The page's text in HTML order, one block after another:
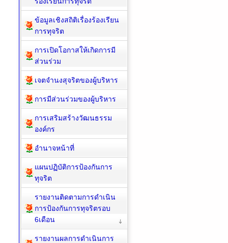
ข้อมูลเชิงสถิติเรื่องร้องเรียน
การทุจริต
การเปิดโอกาสให้เกิดการมี
ส่วนร่วม
เจตจำนงสุจริตของผู้บริหาร
การมีส่วนร่วมของผู้บริหาร
การเสริมสร้างวัฒนธรรม
องค์กร
อำนาจหน้าที่
แผนปฏิบัติการป้องกันการ
ทุจริต
รายงานติดตามการดำเนิน
การป้องกันการทุจริตรอบ
6เดือน
รายงานผลการดำเนินการ